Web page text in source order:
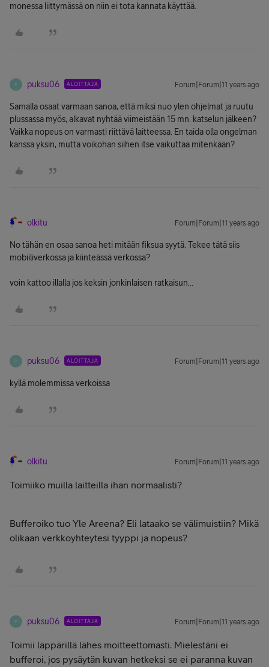
monessa liittymässä on niin ei tota kannata käyttää.
P puksu06 ALOITTAJA Forum|Forum|11 years ago
Samalla osaat varmaan sanoa, että miksi nuo ylen ohjelmat ja ruutu
plussassa myös, alkavat nyhtää viimeistään 15 mn. katselun jälkeen?
Vaikka nopeus on varmasti riittävä laitteessa. En taida olla ongelman
kanssa yksin, mutta voikohan siihen itse vaikuttaa mitenkään?
olkitu Forum|Forum|11 years ago
No tähän en osaa sanoa heti mitään fiksua syytä. Tekee tätä siis
mobiiliverkossa ja kiinteässä verkossa?
voin kattoo illalla jos keksin jonkinlaisen ratkaisun...
P puksu06 ALOITTAJA Forum|Forum|11 years ago
kyllä molemmissa verkoissa
olkitu Forum|Forum|11 years ago
Toimiiko muilla laitteilla ihan normaalisti?
Bufferoiko tuo Yle Areena? Eli lataako se välimuistiin? Mikä
olikaan verkkoyhteytesi tyyppi ja nopeus?
P puksu06 ALOITTAJA Forum|Forum|11 years ago
Toimii läppärillä lähes moitteettomasti. Mielestäni ei
bufferoi, jos pysäytän kuvan hetkeksi se ei paranna kuvan